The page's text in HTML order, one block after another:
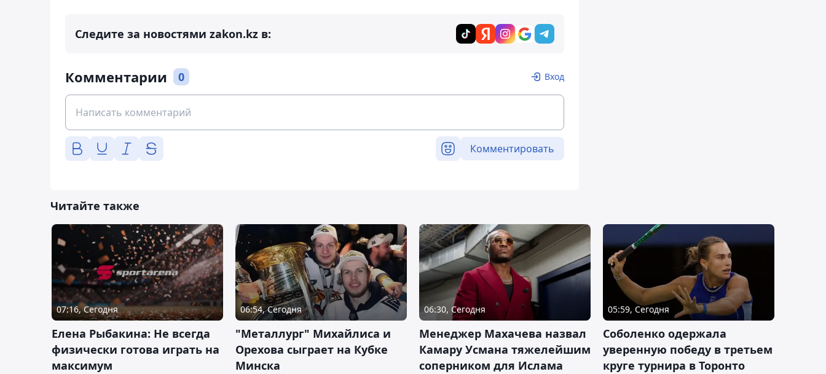
Следите за новостями zakon.kz в:
Комментарии 0 Вход
Комментировать
Читайте также
07:16, Сегодня
Елена Рыбакина: Не всегда
физически готова играть на
максимум
06:54, Сегодня
"Металлург" Михайлиса и
Орехова сыграет на Кубке
Минска
06:30, Сегодня
Менеджер Махачева назвал
Камару Усмана тяжелейшим
соперником для Ислама
05:59, Сегодня
Соболенко одержала
уверенную победу в третьем
круге турнира в Торонто